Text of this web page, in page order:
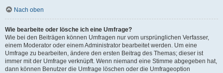
Nach oben
Wie bearbeite oder lösche ich eine Umfrage?
Wie bei den Beiträgen können Umfragen nur vom ursprünglichen Verfasser,
einem Moderator oder einem Administrator bearbeitet werden. Um eine
Umfrage zu bearbeiten, ändere den ersten Beitrag des Themas; dieser ist
immer mit der Umfrage verknüpft. Wenn niemand eine Stimme abgegeben hat,
dann können Benutzer die Umfrage löschen oder die Umfrageoption